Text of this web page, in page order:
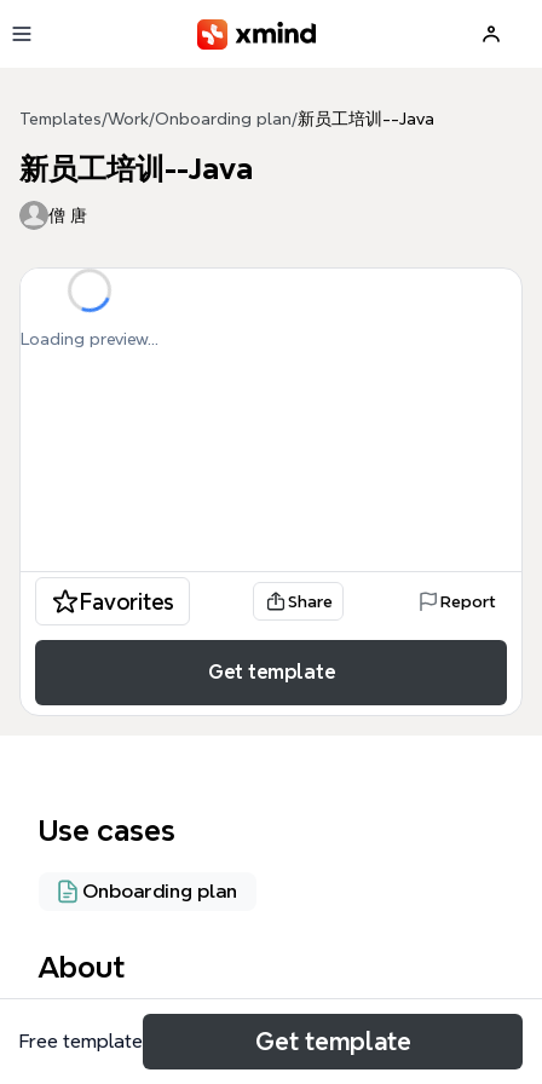
Templates/Work/Onboarding plan/新员工培训--Java
新员工培训--Java
僧 唐
Loading preview...
Favorites Share Report
Get template
Use cases
Onboarding plan
About
新员工培训--Java 是一份专为 Java 开发新员工设计的
323 节点培训思维导图模板，覆盖从环境搭建到热门技
Free template Get template